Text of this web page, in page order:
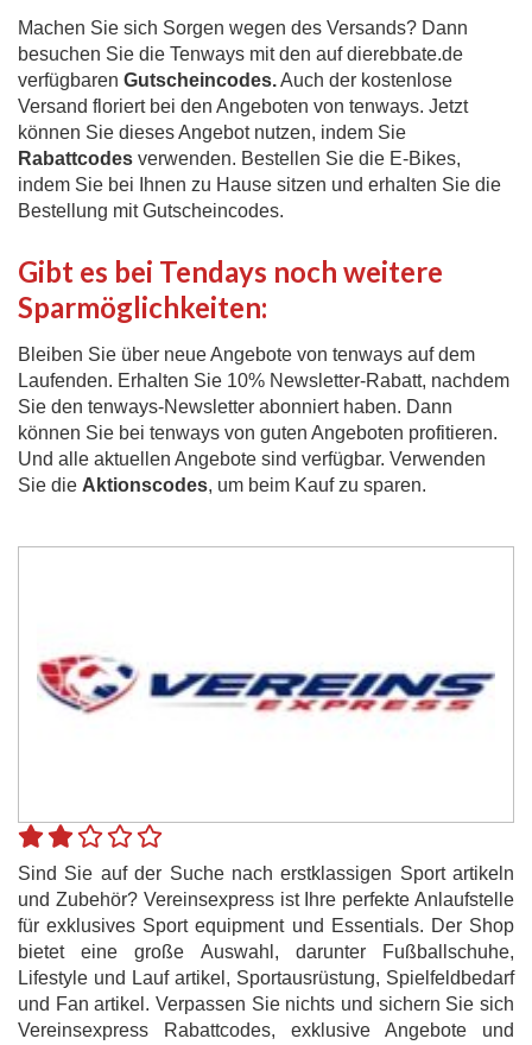
Machen Sie sich Sorgen wegen des Versands? Dann
besuchen Sie die Tenways mit den auf dierebbate.de
verfügbaren Gutscheincodes.Auch der kostenlose
Versand floriert bei den Angeboten von tenways. Jetzt
können Sie dieses Angebot nutzen, indem Sie
Rabattcodes verwenden. Bestellen Sie die E-Bikes,
indem Sie bei Ihnen zu Hause sitzen und erhalten Sie die
Bestellung mit Gutscheincodes.
Gibt es bei Tendays noch weitere
Sparmöglichkeiten:
Bleiben Sie über neue Angebote von tenways auf dem
Laufenden. Erhalten Sie 10% Newsletter-Rabatt, nachdem
Sie den tenways-Newsletter abonniert haben. Dann
können Sie bei tenways von guten Angeboten profitieren.
Und alle aktuellen Angebote sind verfügbar. Verwenden
Sie die Aktionscodes, um beim Kauf zu sparen.
Sind Sie auf der Suche nach erstklassigen Sport artikeln
und Zubehör? Vereinsexpress ist Ihre perfekte Anlaufstelle
für exklusives Sport equipment und Essentials. Der Shop
bietet eine große Auswahl, darunter Fußballschuhe,
Lifestyle und Lauf artikel, Sportausrüstung, Spielfeldbedarf
und Fan artikel. Verpassen Sie nichts und sichern Sie sich
Vereinsexpress Rabattcodes, exklusive Angebote und